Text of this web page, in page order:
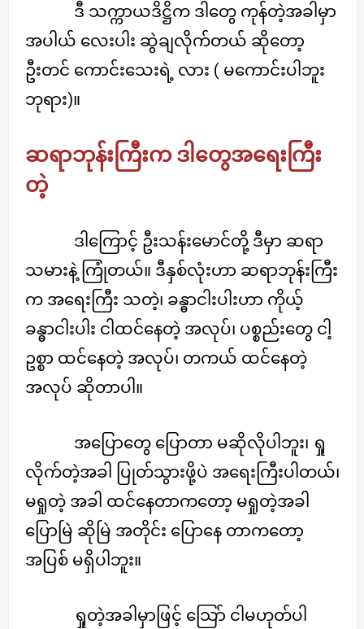
ဒီ သက္ကာယဒိဋ္ဌိက ဒါတွေ ကုန်တဲ့အခါမှာ
အပါယ် လေးပါး ဆွဲချလိုက်တယ် ဆိုတော့
ဦးတင် ကောင်းသေးရဲ့ လား ( မကောင်းပါဘူး
ဘုရား)။
ဆရာဘုန်းကြီးက ဒါတွေအရေးကြီး
တဲ့
ဒါကြောင့် ဦးသန်းမောင်တို့ ဒီမှာ ဆရာ
သမားနဲ့ ကြုံတယ်။ ဒီနှစ်လုံးဟာ ဆရာဘုန်းကြီး
က အရေးကြီး သတဲ့၊ ခန္ဓာငါးပါးဟာ ကိုယ့်
ခန္ဓာငါးပါး ငါထင်နေတဲ့ အလုပ်၊ ပစ္စည်းတွေ ငါ့
ဥစ္စာ ထင်နေတဲ့ အလုပ်၊ တကယ် ထင်နေတဲ့
အလုပ် ဆိုတာပါ။
အပြောတွေ ပြောတာ မဆိုလိုပါဘူး၊ ရှု
လိုက်တဲ့အခါ ပြုတ်သွားဖို့ပဲ အရေးကြီးပါတယ်၊
မရှုတဲ့ အခါ ထင်နေတာကတော့ မရှုတဲ့အခါ
ပြောမြဲ ဆိုမြဲ အတိုင်း ပြောနေ တာကတော့
အပြစ် မရှိပါဘူး။
ရှုတဲ့အခါမှာဖြင့် သြော် ငါမဟုတ်ပါ